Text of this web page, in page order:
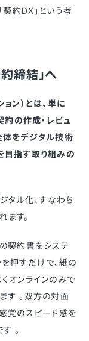
約DX」という考
締結」へ
ン）とは、単に
約の作成・レビュ
体をデジタル技術
目指す取り組みの
タル化、すなわち
ます。
契約書をシステ
押すだけで、紙の
オンラインのみで
す 。双方の対面
覚のスピード感を
。